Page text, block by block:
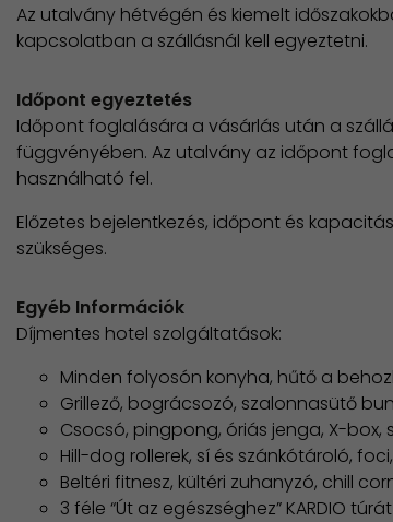
Az utalvány hétvégén és kiemelt
kapcsolatban a szállásnál kell egyeztetni.
Időpont egyeztetés
Időpont foglalására a vásárlás után a
függvényében. Az utalvány az időpont
használható fel.
Előzetes bejelentkezés, időpont és
szükséges.
Egyéb Információk
Díjmentes hotel szolgáltatások:
Minden folyosón konyha, hűtő a
Grillező, bográcsozó, szalonnasütő
Csocsó, pingpong, óriás jenga, X-box,
Hill-dog rollerek, sí és szánkótároló,
Beltéri fitnesz, kültéri zuhanyzó, chill
3 féle “Út az egészséghez” KARDIO